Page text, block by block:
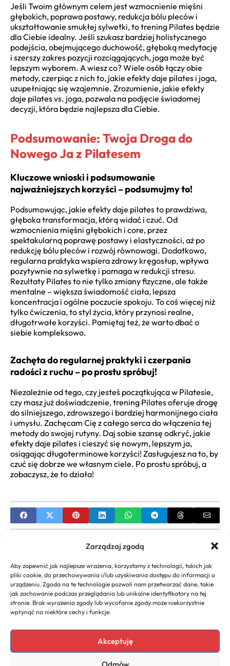
Zarządzaj zgodą
Aby zapewnić jak najlepsze wrażenia, korzystamy z technologii, takich jak
pliki cookie, do przechowywania i/lub uzyskiwania dostępu do informacji o
urządzeniu. Zgoda na te technologie pozwoli nam przetwarzać dane, takie
jak zachowanie podczas przeglądania lub unikalne identyfikatory na tej
stronie. Brak wyrażenia zgody lub wycofanie zgody może niekorzystnie
wpłynąć na niektóre cechy i funkcje.
Akceptuję
Odmów
Jeśli Twoim głównym celem jest wzmocnienie mięśni
głębokich, poprawa postawy, redukcja bólu pleców i
ukształtowanie smukłej sylwetki, to trening Pilates będzie
dla Ciebie idealny. Jeśli szukasz bardziej holistycznego
podejścia, obejmującego duchowość, głęboką medytację
i szerszy zakres pozycji rozciągających, joga może być
lepszym wyborem. A wiesz co? Wiele osób łączy obie
metody, czerpiąc z nich to, jakie efekty daje pilates i joga,
uzupełniając się wzajemnie. Zrozumienie, jakie efekty
daje pilates vs. joga, pozwala na podjęcie świadomej
decyzji, która będzie najlepsza dla Ciebie.
Podsumowanie: Twoja Droga do
Nowego Ja z Pilatesem
Kluczowe wnioski i podsumowanie
najważniejszych korzyści – podsumujmy to!
Podsumowując, jakie efekty daje pilates to prawdziwa,
głęboka transformacja, którą widać i czuć. Od
wzmocnienia mięśni głębokich i core, przez
spektakularną poprawę postawy i elastyczności, aż po
redukcję bólu pleców i rozwój równowagi. Dodatkowo,
regularna praktyka wspiera zdrowy kręgosłup, wpływa
pozytywnie na sylwetkę i pomaga w redukcji stresu.
Rezultaty Pilates to nie tylko zmiany fizyczne, ale także
mentalne – większa świadomość ciała, lepsza
koncentracja i ogólne poczucie spokoju. To coś więcej niż
tylko ćwiczenia, to styl życia, który przynosi realne,
długotrwałe korzyści. Pamiętaj też, że warto dbać o
siebie kompleksowo.
Zachęta do regularnej praktyki i czerpania
radości z ruchu – po prostu spróbuj!
Niezależnie od tego, czy jesteś początkująca w Pilatesie,
czy masz już doświadczenie, trening Pilates oferuje drogę
do silniejszego, zdrowszego i bardziej harmonijnego ciała
i umysłu. Zachęcam Cię z całego serca do włączenia tej
metody do swojej rutyny. Daj sobie szansę odkryć, jakie
efekty daje pilates i cieszyć się nowym, lepszym ja,
osiągając długoterminowe korzyści! Zasługujesz na to, by
czuć się dobrze we własnym ciele. Po prostu spróbuj, a
zobaczysz, że to działa!
Sukienka dla Matki na Ślub Córki: Kompletny
Przewodnik po Stylu i Elegancji
NEXT
Prezent dla Taty na Urodziny? Znajdź Idealny